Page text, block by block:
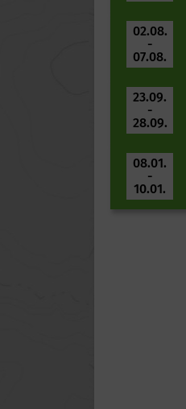
02.08.
-
07.08.
23.09.
-
28.09.
08.01.
-
10.01.